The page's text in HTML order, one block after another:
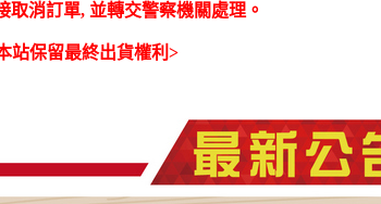
消訂單, 並轉交警察機關處理。
站保留最終出貨權利>